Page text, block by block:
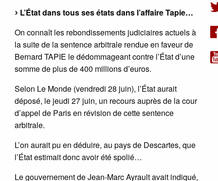
L’État dans tous ses états dans l’affaire Tapie…
On connaît les rebondissements judiciaires actuels à
la suite de la sentence arbitrale rendue en faveur de
Bernard TAPIE le dédommageant contre l’État d’une
somme de plus de 400 millions d’euros.
Selon Le Monde (vendredi 28 juin), l’État aurait
déposé, le jeudi 27 juin, un recours auprès de la cour
d’appel de Paris en révision de cette sentence
arbitrale.
L’on aurait pu en déduire, au pays de Descartes, que
l’État estimait donc avoir été spolié…
Le gouvernement de Jean-Marc Ayrault avait indiqué,